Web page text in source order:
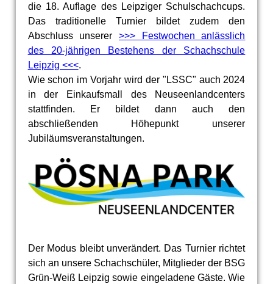
die 18. Auflage des Leipziger Schulschachcups.
Das traditionelle Turnier bildet zudem den
Abschluss unserer >>> Festwochen anlässlich
des 20-jährigen Bestehens der Schachschule
Leipzig <<<.
Wie schon im Vorjahr wird der "LSSC" auch 2024
in der Einkaufsmall des Neuseenlandcenters
stattfinden. Er bildet dann auch den
abschließenden Höhepunkt unserer
Jubiläumsveranstaltungen.
Der Modus bleibt unverändert. Das Turnier richtet
sich an unsere Schachschüler, Mitglieder der BSG
Grün-Weiß Leipzig sowie eingeladene Gäste. Wie